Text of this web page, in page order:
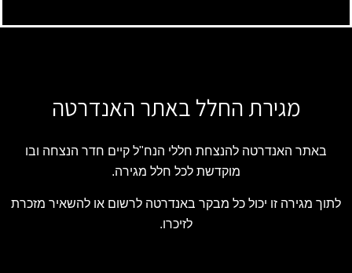
מגירת החלל באתר האנדרטה
באתר האנדרטה להנצחת חללי הנח"ל קיים חדר הנצחה ובו
מוקדשת לכל חלל מגירה.
לתוך מגירה זו יכול כל מבקר באנדרטה לרשום או להשאיר מזכרת
לזיכרו.